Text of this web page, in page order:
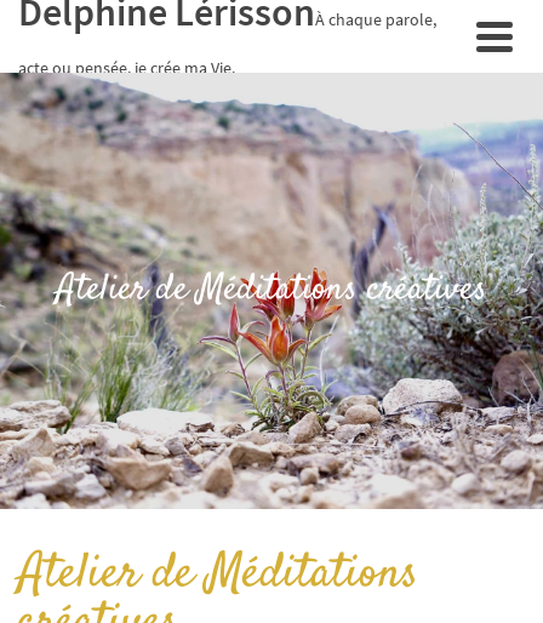
Delphine LérissonÀ chaque parole,
acte ou pensée, je crée ma Vie.
Atelier de Méditations créatives
Atelier de Méditations